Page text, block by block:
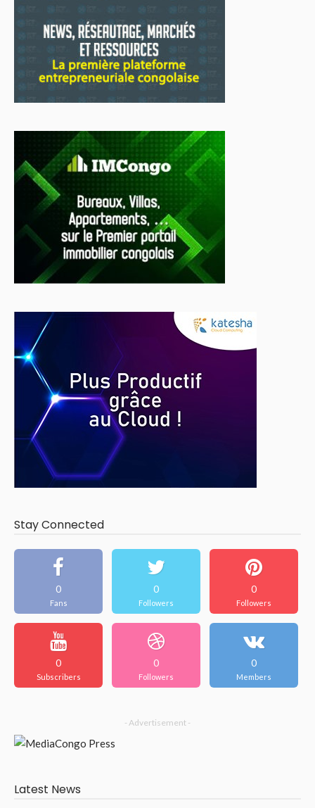
Stay Connected
0
Fans
0
Followers
0
Followers
0
Subscribers
0
Followers
0
Members
- Advertisement -
Latest News